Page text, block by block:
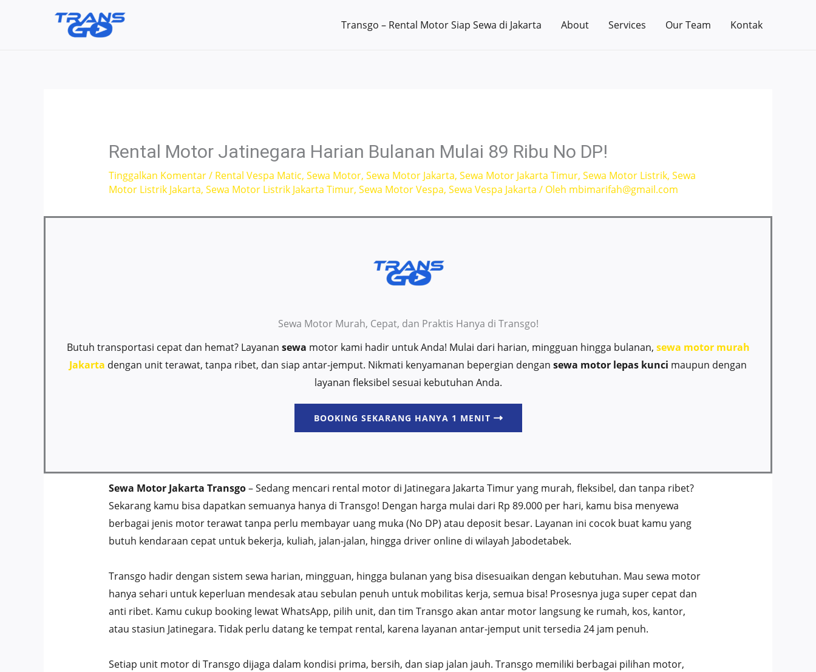
Transgo – Rental Motor Siap Sewa di Jakarta About Services Our Team Kontak
Rental Motor Jatinegara Harian Bulanan Mulai 89 Ribu No DP!
Tinggalkan Komentar/ Rental Vespa Matic, Sewa Motor, Sewa Motor Jakarta, Sewa Motor Jakarta Timur, Sewa Motor Listrik, Sewa
Motor Listrik Jakarta, Sewa Motor Listrik Jakarta Timur, Sewa Motor Vespa, Sewa Vespa Jakarta / Oleh mbimarifah@gmail.com
Sewa Motor Murah, Cepat, dan Praktis Hanya di Transgo!
Butuh transportasi cepat dan hemat? Layanan sewa motor kami hadir untuk Anda! Mulai dari harian, mingguan hingga bulanan, sewa motor murah
Jakarta dengan unit terawat, tanpa ribet, dan siap antar-jemput. Nikmati kenyamanan bepergian dengan sewa motor lepas kunci maupun dengan
layanan fleksibel sesuai kebutuhan Anda.
BOOKING SEKARANG HANYA 1 MENIT
Sewa Motor Jakarta Transgo– Sedang mencari rental motor di Jatinegara Jakarta Timur yang murah, fleksibel, dan tanpa ribet?
Sekarang kamu bisa dapatkan semuanya hanya di Transgo! Dengan harga mulai dari Rp 89.000 per hari, kamu bisa menyewa
berbagai jenis motor terawat tanpa perlu membayar uang muka (No DP) atau deposit besar. Layanan ini cocok buat kamu yang
butuh kendaraan cepat untuk bekerja, kuliah, jalan-jalan, hingga driver online di wilayah Jabodetabek.
Transgo hadir dengan sistem sewa harian, mingguan, hingga bulanan yang bisa disesuaikan dengan kebutuhan. Mau sewa motor
hanya sehari untuk keperluan mendesak atau sebulan penuh untuk mobilitas kerja, semua bisa! Prosesnya juga super cepat dan
anti ribet. Kamu cukup booking lewat WhatsApp, pilih unit, dan tim Transgo akan antar motor langsung ke rumah, kos, kantor,
atau stasiun Jatinegara. Tidak perlu datang ke tempat rental, karena layanan antar-jemput unit tersedia 24 jam penuh.
Setiap unit motor di Transgo dijaga dalam kondisi prima, bersih, dan siap jalan jauh. Transgo memiliki berbagai pilihan motor,